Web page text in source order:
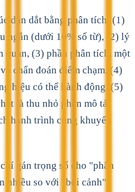
dẫn dắt bằng phân tích: (1)
ngắn (dưới 10% số từ), (2) lý
(3) phần phân tích, một
chẩn đoán điểm chạm, (4)
hiệu có thể hành động, (5)
là thu nhỏ phần mô tả
hành trình cùng khuyến
gán trọng số cho "phân
nhiều so với "bối cảnh".